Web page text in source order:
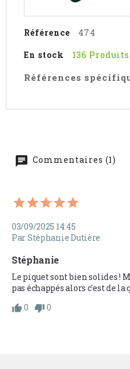
Référence
474
En stock
136 Produits
Références
Commentaires (1)
03/09/2025 14:45
Par Stéphanie Dutière
Stéphanie
Le piquet sont bien solides !
pas échappés alors c'est de la
0
0